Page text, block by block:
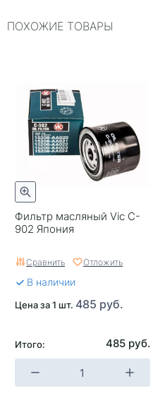
ПОХОЖИЕ ТОВАРЫ
Фильтр масляный Vic C-
902 Япония
Сравнить Отложить
В наличии
Цена за 1 шт. 485 руб.
Итого: 485 руб.